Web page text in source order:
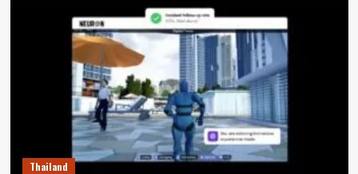
Konica
Minolta
ร่วม
มือ
กัน
นำ
AI
ช่วย
วินิจฉัย
ภาพ
Thailand